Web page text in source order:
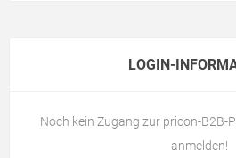
LOGIN-
Noch kein Zugang zur pricon-B2B-
anmelden!